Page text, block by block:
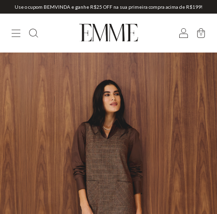
Use o cupom BEMVINDA e ganhe R$25 OFF na sua primeira compra acima de R$199!
0